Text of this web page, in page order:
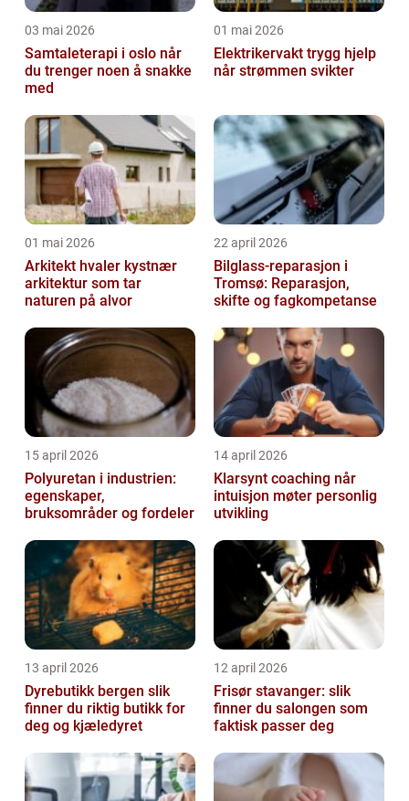
03 mai 2026
Samtaleterapi i oslo når
du trenger noen å snakke
med
01 mai 2026
Elektrikervakt trygg hjelp
når strømmen svikter
01 mai 2026
Arkitekt hvaler kystnær
arkitektur som tar
naturen på alvor
22 april 2026
Bilglass-reparasjon i
Tromsø: Reparasjon,
skifte og fagkompetanse
15 april 2026
Polyuretan i industrien:
egenskaper,
bruksområder og fordeler
14 april 2026
Klarsynt coaching når
intuisjon møter personlig
utvikling
13 april 2026
Dyrebutikk bergen slik
finner du riktig butikk for
deg og kjæledyret
12 april 2026
Frisør stavanger: slik
finner du salongen som
faktisk passer deg